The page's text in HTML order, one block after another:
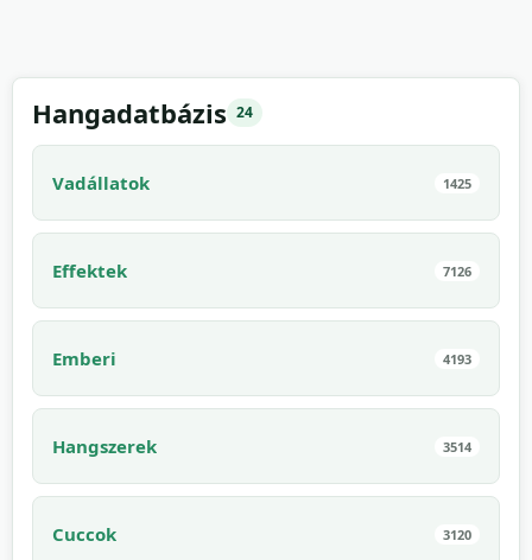
Hangadatbázis 24
Vadállatok 1425
Effektek 7126
Emberi 4193
Hangszerek 3514
Cuccok 3120